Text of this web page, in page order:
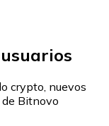
crypto, nuevos
Bitnovo